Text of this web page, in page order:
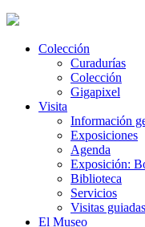
Colección
Curadurías
Colección
Gigapixel
Visita
Información
Exposiciones
Agenda
Exposición:
Biblioteca
Servicios
Visitas guiadas
El Museo